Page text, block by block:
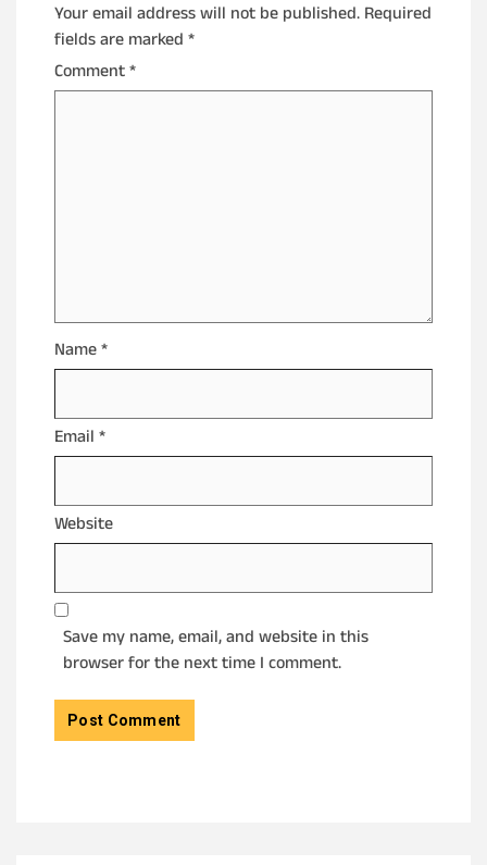
Your email address will not be published. Required
fields are marked *
Comment*
Name*
Email *
Website
Save my name, email, and website in this
browser for the next time I comment.